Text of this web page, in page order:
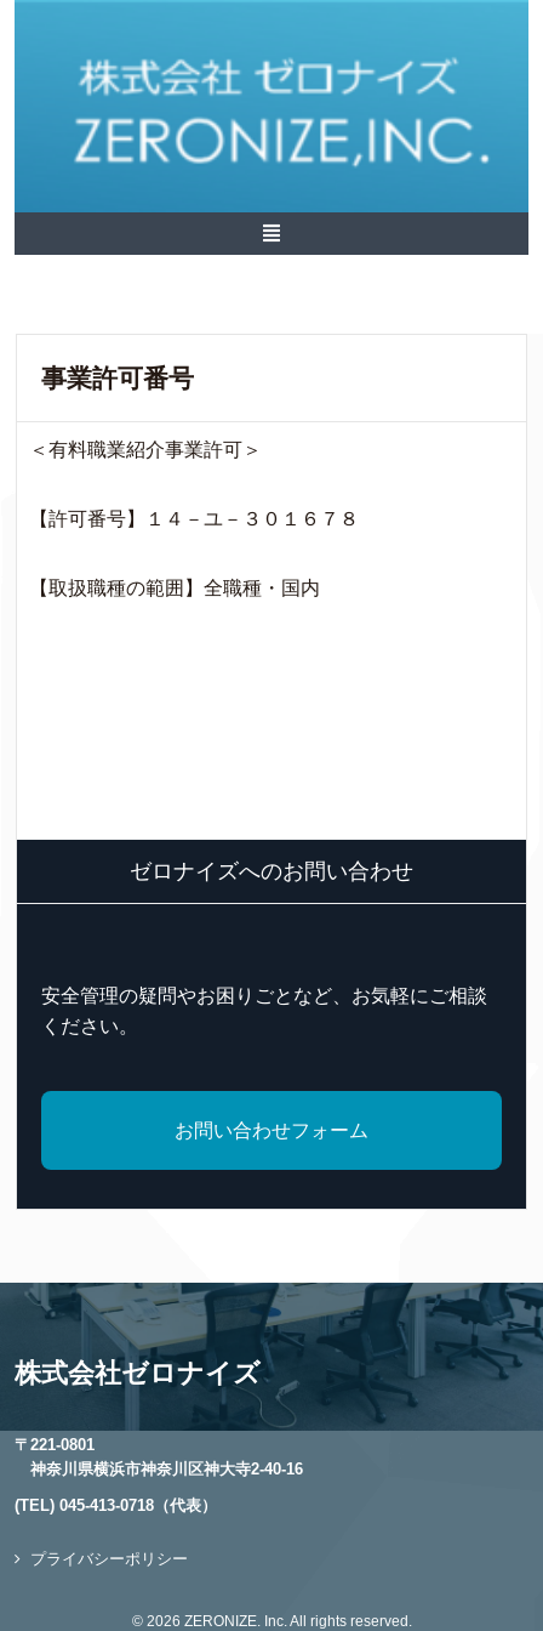
事業許可番号
＜有料職業紹介事業許可＞
【許可番号】１４－ユ－３０１６７８
【取扱職種の範囲】全職種・国内
ゼロナイズへのお問い合わせ
安全管理の疑問やお困りごとなど、お気軽にご相談
ください。
お問い合わせフォーム
株式会社ゼロナイズ
〒221-0801
神奈川県横浜市神奈川区神大寺2-40-16
(TEL) 045-413-0718（代表）
プライバシーポリシー
© 2026 ZERONIZE. Inc. All rights reserved.